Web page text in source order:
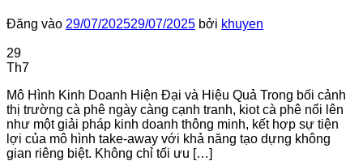
Đăng vào 29/07/202529/07/2025 bởi khuyen
29
Th7
Mô Hình Kinh Doanh Hiện Đại và Hiệu Quả Trong bối cảnh
thị trường cà phê ngày càng cạnh tranh, kiot cà phê nổi lên
như một giải pháp kinh doanh thông minh, kết hợp sự tiện
lợi của mô hình take-away với khả năng tạo dựng không
gian riêng biệt. Không chỉ tối ưu […]